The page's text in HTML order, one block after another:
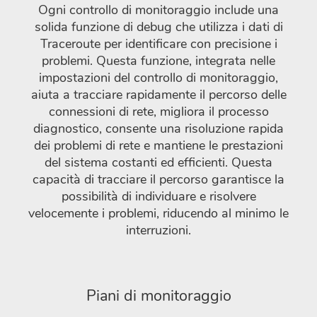
Ogni controllo di monitoraggio include una
solida funzione di debug che utilizza i dati di
Traceroute per identificare con precisione i
problemi. Questa funzione, integrata nelle
impostazioni del controllo di monitoraggio,
aiuta a tracciare rapidamente il percorso delle
connessioni di rete, migliora il processo
diagnostico, consente una risoluzione rapida
dei problemi di rete e mantiene le prestazioni
del sistema costanti ed efficienti. Questa
capacità di tracciare il percorso garantisce la
possibilità di individuare e risolvere
velocemente i problemi, riducendo al minimo le
interruzioni.
Piani di monitoraggio